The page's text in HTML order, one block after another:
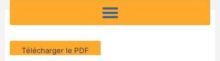
Télécharger le PDF